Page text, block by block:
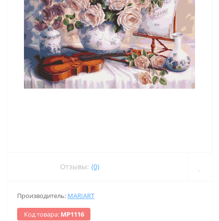
Отзывы: (0)
Производитель: MARIART
Код товара: МР1116